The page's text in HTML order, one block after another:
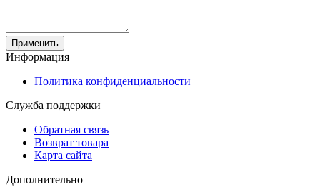
Применить
Информация
Политика конфиденциальности
Служба поддержки
Обратная связь
Возврат товара
Карта сайта
Дополнительно